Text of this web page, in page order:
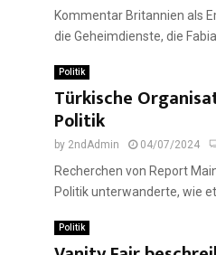
Kommentar Britannien als
die Geheimdienste, die
Politik
Türkische
Politik
by 2ndAdmin 04/07/2024
Recherchen von Report
Politik unterwanderte, wie
Politik